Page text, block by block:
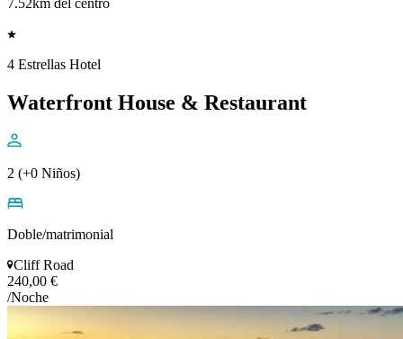
7.52km del centro
4 Estrellas Hotel
Waterfront House & Restaurant
2 (+0 Niños)
Doble/matrimonial
Cliff Road
240,00 €
/Noche